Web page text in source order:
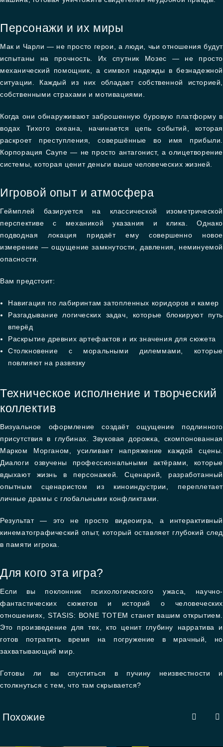
Персонажи и их миры
Мак и Чарли — не просто герои, а люди, чьи отношения будут
испытаны на прочность. Их спутник Мозес — не просто
механический помощник, а символ надежды в безнадежной
ситуации. Каждый из них обладает собственной историей,
собственными страхами и мотивациями.
Когда они обнаруживают заброшенную буровую платформу в
водах Тихого океана, начинается цепь событий, которая
раскроет преступления, совершённые во имя прибыли.
Корпорация Cayne — не просто антагонист, а олицетворение
системы, которая ценит деньги выше человеческих жизней.
Игровой опыт и атмосфера
Геймплей базируется на классической изометрической
перспективе с механикой указания и клика. Однако
подводная локация придаёт ему совершенно новое
измерение — ощущение замкнутости, давления, неминуемой
опасности.
Вам предстоит:
Навигация по лабиринтам затопленных коридоров и камер
Разгадывание логических задач, которые блокируют путь
вперёд
Раскрытие древних артефактов и их значения для сюжета
Столкновение с моральными дилеммами, которые
повлияют на развязку
Техническое исполнение и творческий
коллектив
Визуальное оформление создаёт ощущение подлинного
присутствия в глубинах. Звуковая дорожка, скомпонованная
Марком Морганом, усиливает напряжение каждой сцены.
Диалоги озвучены профессиональными актёрами, которые
вдыхают жизнь в персонажей. Сценарий, разработанный
опытным сценаристом из киноиндустрии, переплетает
личные драмы с глобальными конфликтами.
Результат — это не просто видеоигра, а интерактивный
кинематографический опыт, который оставляет глубокий след
в памяти игрока.
Для кого эта игра?
Если вы поклонник психологического ужаса, научно-
фантастических сюжетов и историй о человеческих
отношениях, STASIS: BONE TOTEM станет вашим открытием.
Это произведение для тех, кто ценит глубину нарратива и
готов потратить время на погружение в мрачный, но
захватывающий мир.
Готовы ли вы спуститься в пучину неизвестности и
столкнуться с тем, что там скрывается?
Похожие